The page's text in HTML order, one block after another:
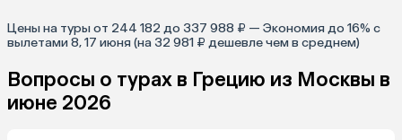
Цены на туры от 244 182 до 337 988 ₽ — Экономия до 16% с
вылетами 8, 17 июня (на 32 981 ₽ дешевле чем в среднем)
Вопросы о турах в Грецию из Москвы в
июне 2026